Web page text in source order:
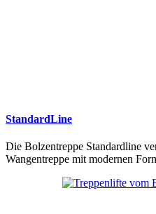
StandardLine
Die Bolzentreppe Standardline
Wangentreppe mit modernen